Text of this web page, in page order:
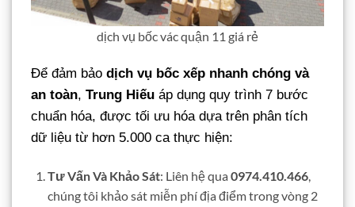
dịch vụ bốc vác quận 11 giá rẻ
Để đảm bảo dịch vụ bốc xếp nhanh chóng và
an toàn, Trung Hiếu áp dụng quy trình 7 bước
chuẩn hóa, được tối ưu hóa dựa trên phân tích
dữ liệu từ hơn 5.000 ca thực hiện:
Tư Vấn Và Khảo Sát: Liên hệ qua 0974.410.466,
chúng tôi khảo sát miễn phí địa điểm trong vòng 2